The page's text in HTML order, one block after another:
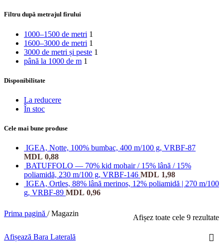
Filtru după metrajul firului
1000–1500 de metri 1
1600–3000 de metri 1
3000 de metri și peste 1
până la 1000 de m 1
Disponibilitate
La reducere
În stoc
Cele mai bune produse
IGEA, Notte, 100% bumbac, 400 m/100 g, VRBF-87
MDL 0,88
BATUFFOLO — 70% kid mohair / 15% lână / 15%
poliamidă, 230 m/100 g, VRBF-146 MDL 1,98
IGEA, Ortles, 88% lână merinos, 12% poliamidă | 270 m/100
g, VRBF-89 MDL 0,96
Prima pagină / Magazin Afișez toate cele 9 rezultate
Afișează Bara Laterală